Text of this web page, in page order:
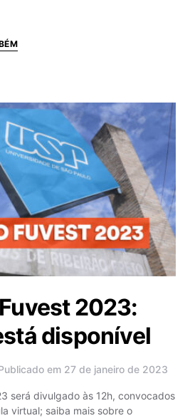
2023:
disponível
em 27 de janeiro de 2023
será divulgado às 12h, convocados
virtual; saiba mais sobre o